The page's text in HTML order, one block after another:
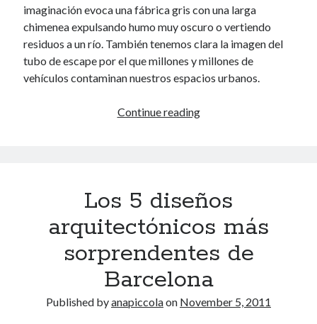
Recent Comments
onCantabria Infinita: agua e historia
One, two, three: Swim Out Costa Brava - anapiccola onMás que swing
imaginación evoca una fábrica gris con una larga
chimenea expulsando humo muy oscuro o vertiendo
residuos a un río. También tenemos clara la imagen del
tubo de escape por el que millones y millones de
vehículos contaminan nuestros espacios urbanos.
Continue reading¿Por
más
Los 5 diseños
arquitectónicos más
sorprendentes de
Barcelona
Published byanapiccolaon November 5, 2011